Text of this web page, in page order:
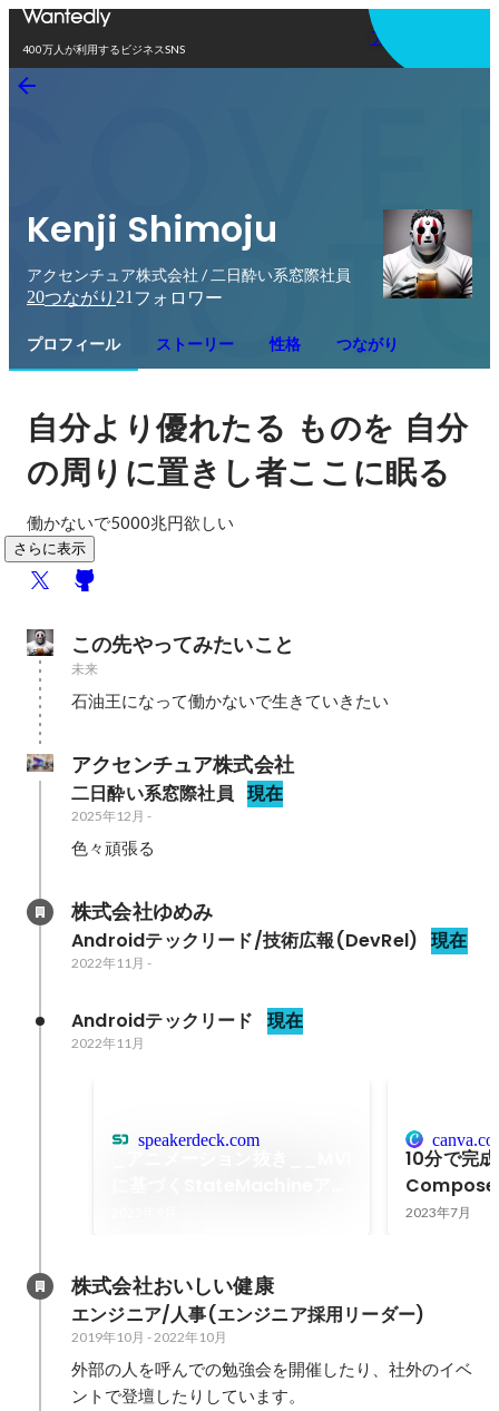
400万人が利用するビジネスSNS
アプリを使う
Kenji Shimoju
アクセンチュア株式会社 / 二日酔い系窓際社員
20つながり 21 フォロワー
プロフィール ストーリー 性格 つながり
自分より優れたる ものを 自分
の周りに置きし者ここに眠る
働かないで5000兆円欲しい
さらに表示
この先やってみたいこと
未来
石油王になって働かないで生きていきたい
アクセンチュア株式会社
二日酔い系窓際社員 現在
2025年12月 -
色々頑張る
株式会社ゆめみ
Androidテックリード/技術広報(DevRel) 現在
2022年11月 -
Androidテックリード 現在
2022年11月
speakerdeck.com
10分で完
Compose
2023年7月
株式会社おいしい健康
エンジニア/人事(エンジニア採用リーダー)
2019年10月 -2022年10月
外部の人を呼んでの勉強会を開催したり、社外のイベ
ントで登壇したりしています。